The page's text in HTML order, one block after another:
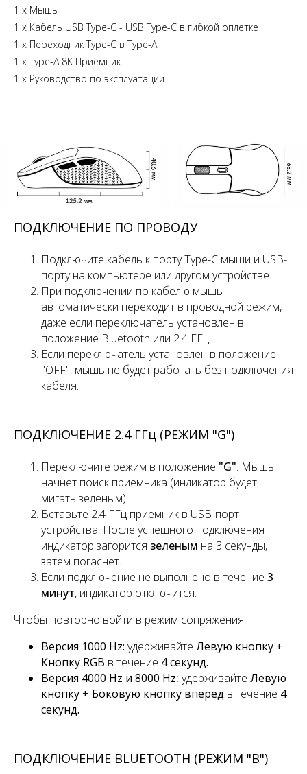
1 х Мышь
1 х Кабель USB Type-C - USB Type-C в гибкой оплетке
1 х Переходник Type-C в Type-A
1 х Type-A 8K Приемник
1 х Руководство по эксплуатации
ПОДКЛЮЧЕНИЕ ПО ПРОВОДУ
Подключите кабель к порту Type-C мыши и USB-
порту на компьютере или другом устройстве.
При подключении по кабелю мышь
автоматически переходит в проводной режим,
даже если переключатель установлен в
положение Bluetooth или 2.4 ГГц.
Если переключатель установлен в положение
"OFF", мышь не будет работать без подключения
кабеля.
ПОДКЛЮЧЕНИЕ 2.4 ГГц (РЕЖИМ "G")
Переключите режим в положение "G". Мышь
начнет поиск приемника (индикатор будет
мигать зеленым).
Вставьте 2.4 ГГц приемник в USB-порт
устройства. После успешного подключения
индикатор загорится зеленым на 3 секунды,
затем погаснет.
Если подключение не выполнено в течение 3
минут, индикатор отключится.
Чтобы повторно войти в режим сопряжения:
Версия 1000 Hz: удерживайте Левую кнопку +
Кнопку RGB в течение 4 секунд.
Версия 4000 Hz и 8000 Hz: удерживайте Левую
кнопку + Боковую кнопку вперед в течение 4
секунд.
ПОДКЛЮЧЕНИЕ BLUETOOTH (РЕЖИМ "B")